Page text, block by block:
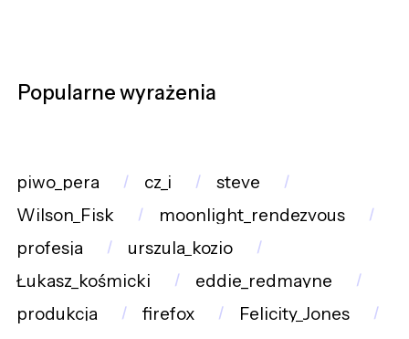
Popularne wyrażenia
piwo_pera cz_i
steve
Wilson_Fisk
moonlight_rendezvous
profesja
urszula_kozio
Łukasz_kośmicki
eddie_redmayne
produkcja
firefox
Felicity_Jones